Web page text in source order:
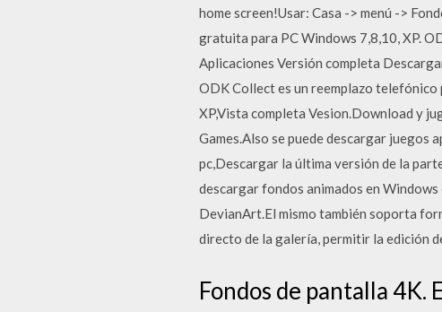
home screen!Usar: Casa -> menú ->
gratuita para PC Windows 7,8,10, XP.
Aplicaciones Versión completa
ODK Collect es un reemplazo
XP,Vista completa Vesion.Download y
Games.Also se puede descargar juegos
pc,Descargar la última versión de la
descargar fondos animados en
DevianArt.El mismo también soporta
directo de la galería, permitir la edición
Fondos de pantalla